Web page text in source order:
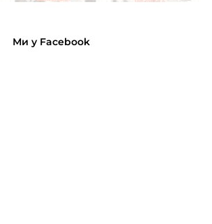
Ми у Facebook